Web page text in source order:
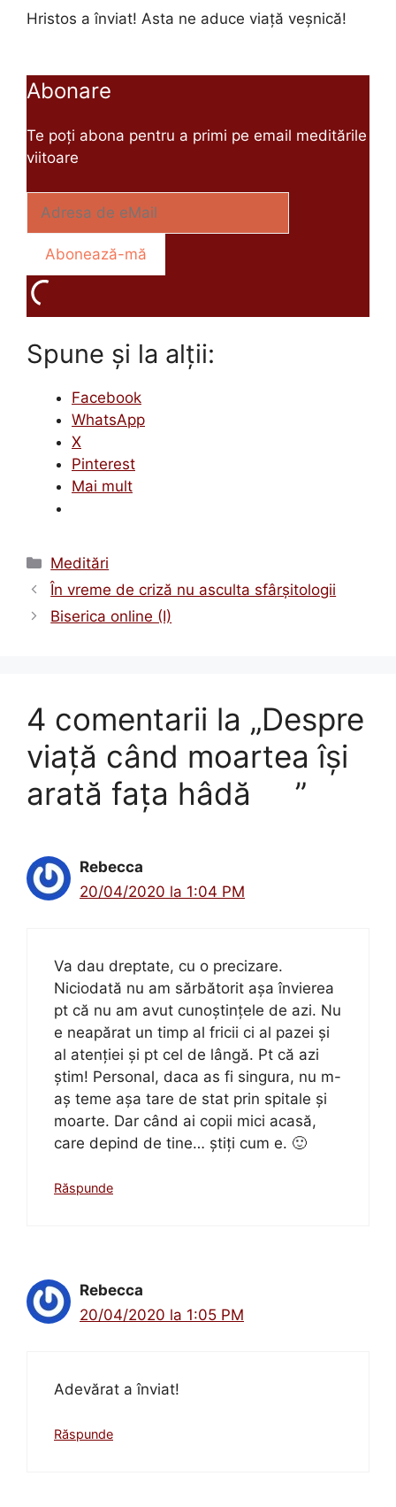
Hristos a înviat! Asta ne aduce viață veșnică!
Abonare
Te poți abona pentru a primi pe email meditările
viitoare
Spune și la alții:
Facebook
WhatsApp
X
Pinterest
Mai mult
Categorii
Meditări
În vreme de criză nu asculta sfârșitologii
Biserica online (I)
4 comentarii la „Despre
viață când moartea își
arată fața hâdă ”
Rebecca
20/04/2020 la 1:04 PM
Va dau dreptate, cu o precizare.
Niciodată nu am sărbătorit așa învierea
pt că nu am avut cunoștințele de azi. Nu
e neapărat un timp al fricii ci al pazei și
al atenției și pt cel de lângă. Pt că azi
știm! Personal, daca as fi singura, nu m-
aș teme așa tare de stat prin spitale și
moarte. Dar când ai copii mici acasă,
care depind de tine… știți cum e. 🙂
Răspunde
Rebecca
20/04/2020 la 1:05 PM
Adevărat a înviat!
Răspunde